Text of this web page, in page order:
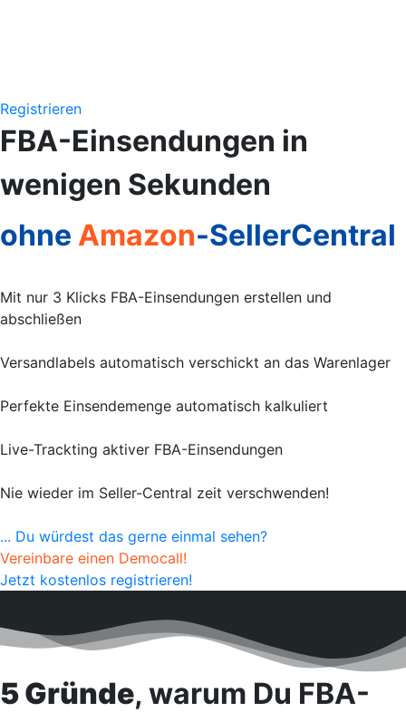
Registrieren
FBA-Einsendungen in
wenigen Sekunden
ohne Amazon-SellerCentral
Mit nur 3 Klicks FBA-Einsendungen erstellen und
abschließen
Versandlabels automatisch verschickt an das Warenlager
Perfekte Einsendemenge automatisch kalkuliert
Live-Trackting aktiver FBA-Einsendungen
Nie wieder im Seller-Central zeit verschwenden!
... Du würdest das gerne einmal sehen?
Vereinbare einen Democall!
Jetzt kostenlos registrieren!
5 Gründe, warum Du FBA-